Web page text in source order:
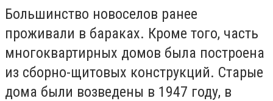
Большинство новоселов ранее
проживали в бараках. Кроме того, часть
многоквартирных домов была построена
из сборно-щитовых конструкций. Старые
дома были возведены в 1947 году, в